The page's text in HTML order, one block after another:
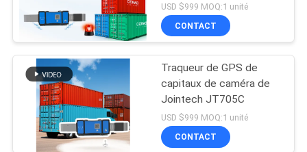
USD $999 MOQ:1 unité
CONTACT
Traqueur de GPS de
capitaux de caméra de
Jointech JT705C
USD $999 MOQ:1 unité
CONTACT